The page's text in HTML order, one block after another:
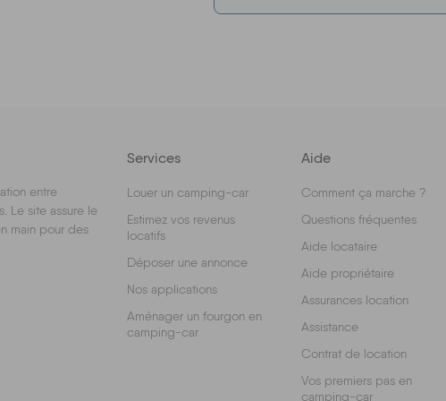
entre
Le site assure le
main pour des
Services
Louer un camping-car
Estimez vos revenus
locatifs
Déposer une annonce
Nos applications
Aménager un fourgon en
camping-car
Aide
Comment ça marche ?
Questions fréquentes
Aide locataire
Aide propriétaire
Assurances location
Assistance
Contrat de location
Vos premiers pas en
camping-car